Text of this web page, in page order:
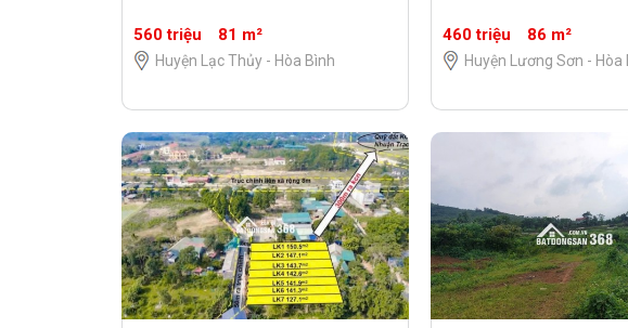
560 triệu 81 m²
Huyện Lạc Thủy - Hòa Bình
460 triệu 86 m²
Huyện Lương Sơn - Hòa